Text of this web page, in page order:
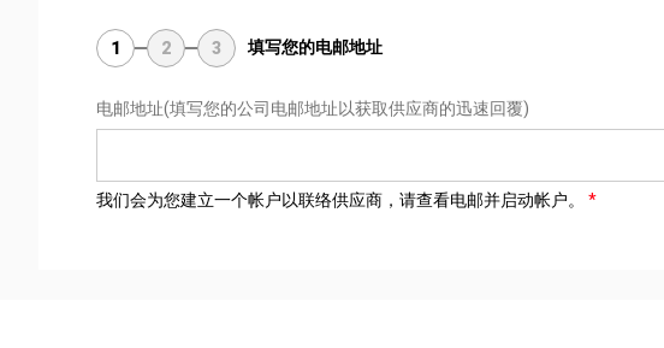
1 2 3 填写您的电邮地址
电邮地址(填写您的公司电邮地址以获取供应商的迅速回覆)
我们会为您建立一个帐户以联络供应商，请查看电邮并启动帐户。